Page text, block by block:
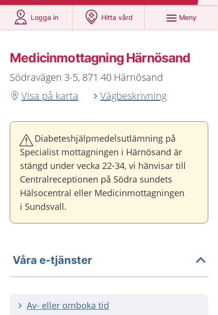
Logga in
på 1177.se
Hitta vård
på 1177.se
Meny
Medicinmottagning Härnösand
Södravägen 3-5, 871 40 Härnösand
Visa på karta
Vägbeskrivning
Diabeteshjälpmedelsutlämning på
Specialist mottagningen i Härnösand är
stängd under vecka 22-34, vi hänvisar till
Centralreceptionen på Södra sundets
Hälsocentral eller Medicinmottagningen
i Sundsvall.
Våra e-tjänster
Av- eller omboka tid